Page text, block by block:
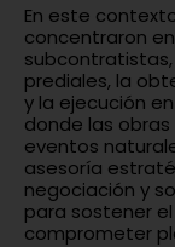
En este
concentraron
prediales, la
y la ejecución
donde las
eventos
asesoría
negociación y
para sostener
comprometer